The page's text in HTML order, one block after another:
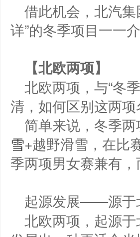
借此机会，北汽
详”的冬季项目一一
【北欧两项】
北欧两项，与“冬
清，如何区别这两
简单来说，冬季
雪+越野滑雪，在比
季两项男女赛兼有
起源发展——源于
北欧两项，起源